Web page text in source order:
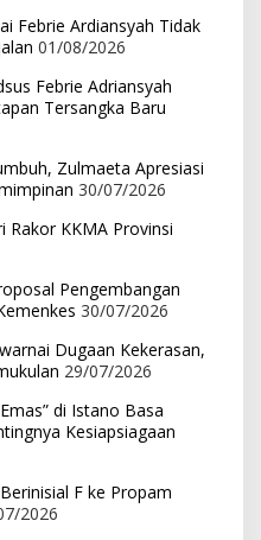
Febrie Ardiansyah Tidak
01/08/2026
Febrie Adriansyah
Tersangka Baru
Zulmaeta Apresiasi
30/07/2026
Rakor KKMA Provinsi
Pengembangan
30/07/2026
Dugaan Kekerasan,
29/07/2026
di Istano Basa
Kesiapsiagaan
F ke Propam
2026